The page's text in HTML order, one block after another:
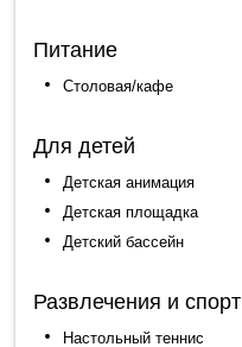
Питание
Столовая/кафе
Для детей
Детская анимация
Детская площадка
Детский бассейн
Развлечения и спорт
Настольный теннис